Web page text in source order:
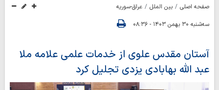
صفحه اصلی بین الملل
عراق-سوریه
سه‌شنبه ۳۰ بهمن ۱۴۰۳ - ۰۸:۳۶
آستان مقدس علوی از خدمات علمی علامه ملا
عبد الله بهابادی یزدی تجلیل کرد